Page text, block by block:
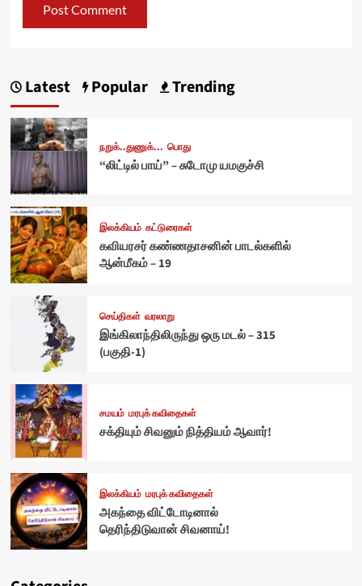
Latest Popular Trending
நறுக்..துணுக்... பொது
“லிட்டில் பாய்” – சுடோமு யமகுச்சி
இலக்கியம் கட்டுரைகள்
கவியரசர் கண்ணதாசனின் பாடல்களில்
ஆன்மீகம் – 19
செய்திகள் வரலாறு
இங்கிலாந்திலிருந்து ஒரு மடல் – 315
(பகுதி-1)
சமயம் மரபுக் கவிதைகள்
சக்தியும் சிவனும் நித்தியம் ஆவார்!
இலக்கியம் மரபுக் கவிதைகள்
அகந்தை விட்டோடினால்
தெரிந்திடுவான் சிவனாய்!